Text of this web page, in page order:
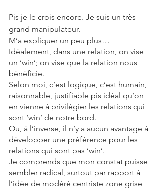
Pis je le crois encore. Je suis un très
grand manipulateur.
M’a expliquer un peu plus…
Idéalement, dans une relation, on vise
un ‘win’; on vise que la relation nous
bénéficie.
Selon moi, c’est logique, c’est humain,
raisonnable, justifiable pis idéal qu’on
en vienne à privilégier les relations qui
sont ‘win’ de notre bord.
Ou, à l’inverse, il n’y a aucun avantage à
développer une préférence pour les
relations qui sont pas ‘win’.
Je comprends que mon constat puisse
sembler radical, surtout par rapport à
l’idée de modéré centriste zone grise